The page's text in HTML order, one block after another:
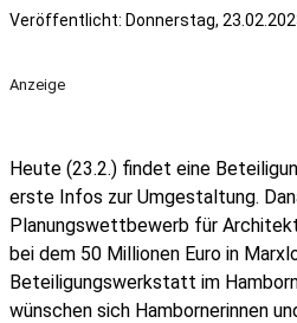
Veröffentlicht: Donnerstag,
Anzeige
Heute (23.2.) findet eine
erste Infos zur Umgestaltung.
Planungswettbewerb für
bei dem 50 Millionen Euro in
Beteiligungswerkstatt im
wünschen sich Hambornerinnen